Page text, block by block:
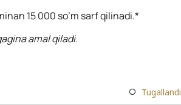
15 000 so’m sarf qilinadi.*
amal qiladi.
Tugallandi